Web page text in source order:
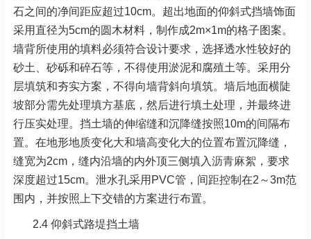
石之间的净间距应超过10cm。超出地面的仰斜式挡墙饰面
采用直径为5cm的圆木材料，制作成2m×1m的格子图案。
墙背所使用的填料必须符合设计要求，选择透水性较好的
砂土、砂砾和碎石等，不得使用淤泥和腐殖土等。采用分
层填筑和夯实方案，不得向墙背斜向填筑。墙后地面横陡
坡部分需先处理填方基底，然后进行填土处理，并最终进
行压实处理。挡土墙的伸缩缝和沉降缝按照10m的间隔布
置。在地形地质变化大和墙高变化大的位置布置沉降缝，
缝宽为2cm，缝内沿墙的内外顶三侧填入沥青麻絮 ，要求
深度超过15cm。泄水孔采用PVC管，间距控制在2～3m范
围内，并按照上下交错的方案进行布置。
2.4 仰斜式路堤挡土墙